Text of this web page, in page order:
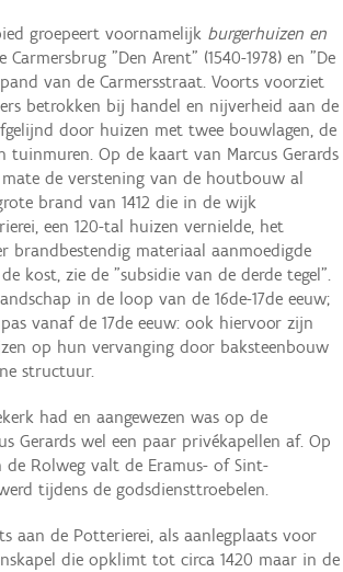
groepeert voornamelijk burgerhuizen en
Carmersbrug "Den Arent" (1540-1978) en "De
van de Carmersstraat. Voorts voorziet
betrokken bij handel en nijverheid aan de
door huizen met twee bouwlagen, de
Op de kaart van Marcus Gerards
de verstening van de houtbouw al
brand van 1412 die in de wijk
een 120-tal huizen vernielde, het
brandbestendig materiaal aanmoedigde
kost, zie de "subsidie van de derde tegel".
in de loop van de 16de-17de eeuw;
vanaf de 17de eeuw: ook hiervoor zijn
op hun vervanging door baksteenbouw
structuur.
had en aangewezen was op de
Gerards wel een paar privékapellen af. Op
Rolweg valt de Eramus- of Sint-
tijdens de godsdiensttroebelen.
aan de Potterierei, als aanlegplaats voor
die opklimt tot circa 1420 maar in de